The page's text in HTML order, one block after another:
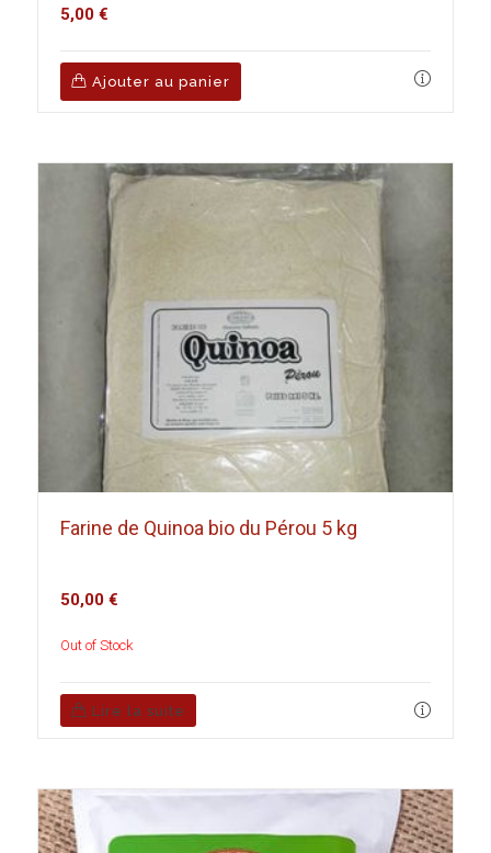
5,00 €
Ajouter au panier
Farine de Quinoa bio du Pérou 5 kg
50,00 €
Out of Stock
Lire la suite